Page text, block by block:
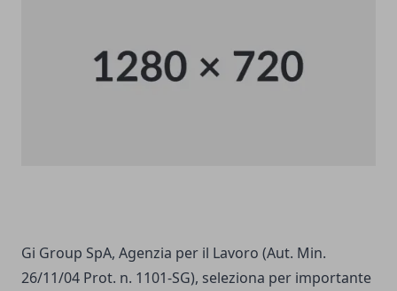
Gi Group SpA, Agenzia per il Lavoro (Aut. Min.
26/11/04 Prot. n. 1101-SG), seleziona per importante